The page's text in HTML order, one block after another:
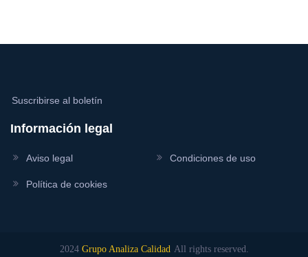
Suscribirse al boletín
Información legal
Aviso legal Condiciones de uso
Política de cookies
2024 Grupo Analiza Calidad All rights reserved.